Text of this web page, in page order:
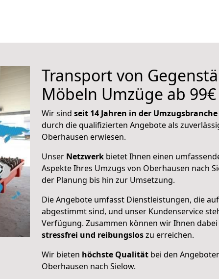
Transport von
Möbeln Umzüge ab 99€
Wir sind seit 14 Jahren in der
durch die qualifizierten Angebote als
Oberhausen erwiesen.
Unser Netzwerk bietet Ihnen einen
Aspekte Ihres Umzugs von Oberhausen nach
der Planung bis hin zur Umsetzung.
Die Angebote umfasst Dienstleistungen, die
abgestimmt sind, und unser Kundenservice
Verfügung. Zusammen können wir Ihnen
stressfrei und reibungsloszu erreichen.
Wir bieten höchste Qualität bei den
Oberhausen nach Sielow.